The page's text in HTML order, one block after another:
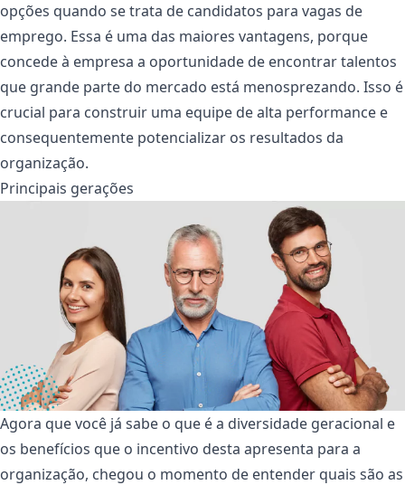
opções quando se trata de candidatos para vagas de
emprego. Essa é uma das maiores vantagens, porque
concede à empresa a oportunidade de encontrar talentos
que grande parte do mercado está menosprezando. Isso é
crucial para construir uma equipe de alta performance e
consequentemente potencializar os resultados da
organização.
Principais gerações
Agora que você já sabe o que é a diversidade geracional e
os benefícios que o incentivo desta apresenta para a
organização, chegou o momento de entender quais são as